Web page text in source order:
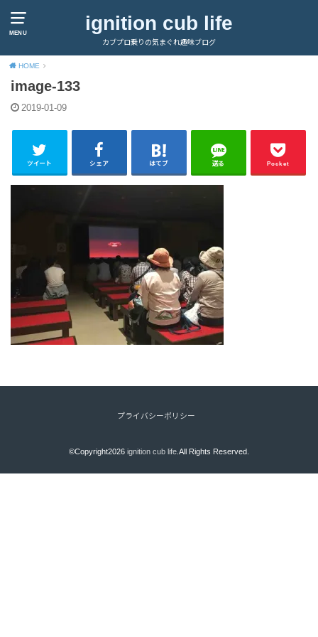
MENU ignition cub life
カブプロ乗りの気まぐれ趣味ブログ
HOME
image-133
2019-01-09
ツイート シェア はてブ 送る Pocket
プライバシーポリシー
©Copyright2026 ignition cub life.All Rights Reserved.